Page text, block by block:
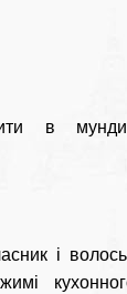
в
і